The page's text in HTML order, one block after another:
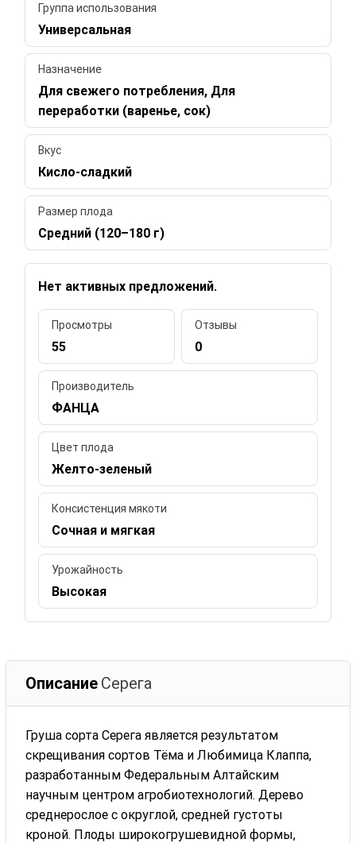
Группа использования
Универсальная
Назначение
Для свежего потребления, Для
переработки (варенье, сок)
Вкус
Кисло-сладкий
Размер плода
Средний (120–180 г)
Нет активных предложений.
Просмотры
55
Отзывы
0
Производитель
ФАНЦА
Цвет плода
Желто-зеленый
Консистенция мякоти
Сочная и мягкая
Урожайность
Высокая
Описание Серега
Груша сорта Серега является результатом
скрещивания сортов Тёма и Любимица Клаппа,
разработанным Федеральным Алтайским
научным центром агробиотехнологий. Дерево
среднерослое с округлой, средней густоты
кроной. Плоды широкогрушевидной формы,